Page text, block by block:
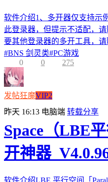
软件介绍1、多开器仅支持示
此登录器，但提示不适配，
要其他登录器的多开工具，
#BNS 剑灵类#PC游戏
0
0 275
发帖狂魔VIP2
昨天 16:13 电脑端 转载分享
Space（LBE
开神器
软件介绍LBE 平行空间「